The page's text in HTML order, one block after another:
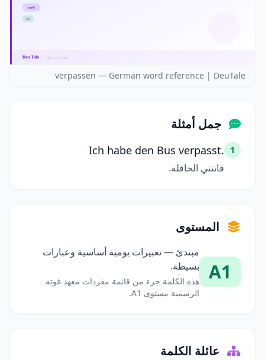
verpassen — German word reference | DeuTale
جمل أمثلة
1
Ich habe den Bus verpasst.
فاتتني الحافلة.
المستوى
A1
مبتدئ — تعبيرات يومية أساسية وعبارات
بسيطة.
هذه الكلمة جزء من قائمة مفردات معهد غوته
الرسمية مستوى A1.
عائلة الكلمة